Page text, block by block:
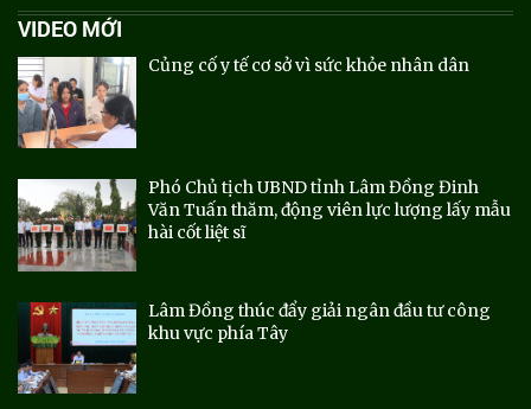
VIDEO MỚI
Củng cố y tế cơ sở vì sức khỏe nhân dân
Phó Chủ tịch UBND tỉnh Lâm Đồng Đinh
Văn Tuấn thăm, động viên lực lượng lấy mẫu
hài cốt liệt sĩ
Lâm Đồng thúc đẩy giải ngân đầu tư công
khu vực phía Tây